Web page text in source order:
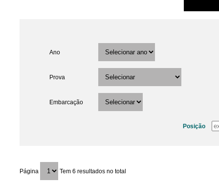
Ano
Prova
Embarcação
Posição
Página Tem 6 resultados no total